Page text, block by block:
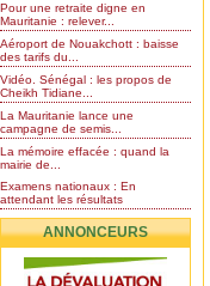
Pour une retraite digne en
Mauritanie : relever...
Aéroport de Nouakchott : baisse
des tarifs du...
Vidéo. Sénégal : les propos de
Cheikh Tidiane...
La Mauritanie lance une
campagne de semis...
La mémoire effacée : quand la
mairie de...
Examens nationaux : En
attendant les résultats
Nomination de l’Honorable Diye
Ba au poste de...
Mauritanie : les résultats du
baccalauréat 2026...
ANNONCEURS